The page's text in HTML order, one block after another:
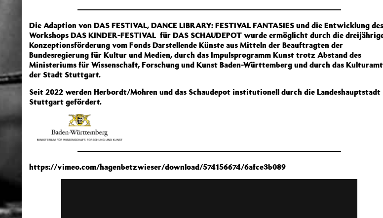
Die Adaption von DAS FESTIVAL, DANCE LIBRARY: FESTIVAL FANTASIES und die Entwicklung des
Workshops DAS KINDER-FESTIVAL für DAS SCHAUDEPOT wurde ermöglicht durch die
Konzeptionsförderung vom Fonds Darstellende Künste aus Mitteln der Beauftragten der
Bundesregierung für Kultur und Medien, durch das Impulsprogramm Kunst trotz Abstand des
Ministeriums für Wissenschaft, Forschung und Kunst Baden-Württemberg und durch das Kulturamt
der Stadt Stuttgart.
Seit 2022 werden Herbordt/Mohren und das Schaudepot institutionell durch die Landeshauptstadt
Stuttgart gefördert.
https://vimeo.com/hagenbetzwieser/download/574156674/6afce3b089